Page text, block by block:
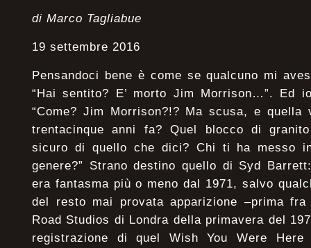
di Marco Tagliabue
19 settembre 2016
Pensandoci bene è come se qualcuno mi
“Hai sentito? E’ morto Jim Morrison…”. Ed
“Come? Jim Morrison?!? Ma scusa, e quella
trentacinque anni fa? Quel blocco di
sicuro di quello che dici? Chi ti ha messo
genere?” Strano destino quello di Syd
era fantasma più o meno dal 1971, salvo
del resto mai provata apparizione –prima
Road Studios di Londra della primavera del
registrazione di quel Wish You Were